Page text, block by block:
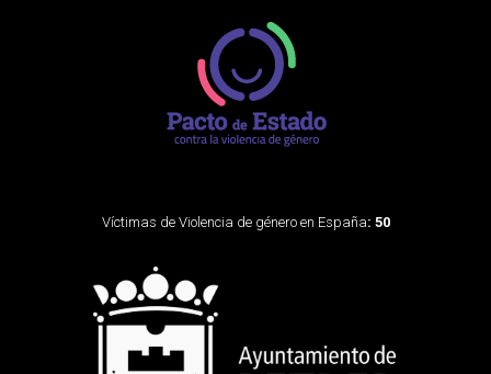
Víctimas de Violencia de género en España: 50